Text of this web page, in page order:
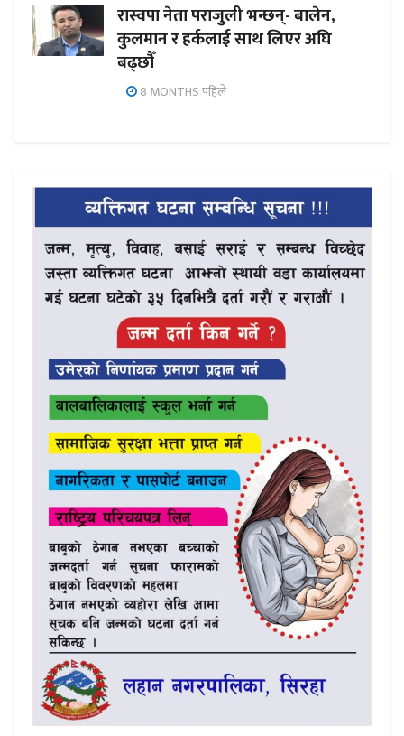
रास्वपा नेता पराजुली भन्छन्- बालेन,
कुलमान र हर्कलाई साथ लिएर अघि
बढ्छौँ
8 MONTHS पहिले